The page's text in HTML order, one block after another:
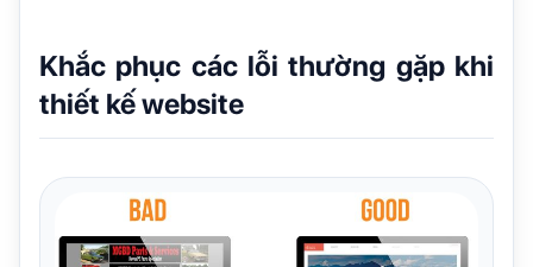
Khắc phục các lỗi thường gặp khi
thiết kế website